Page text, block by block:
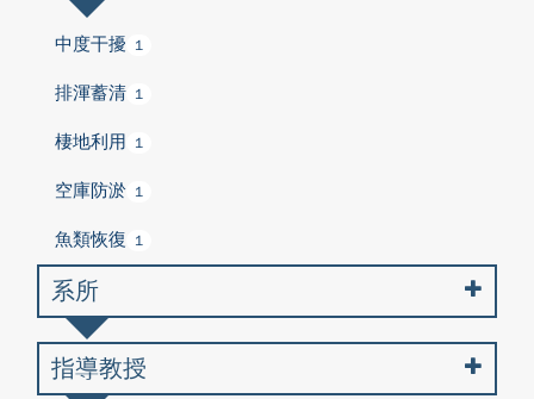
中度干擾 1
排渾蓄清 1
棲地利用 1
空庫防淤 1
魚類恢復 1
系所
指導教授